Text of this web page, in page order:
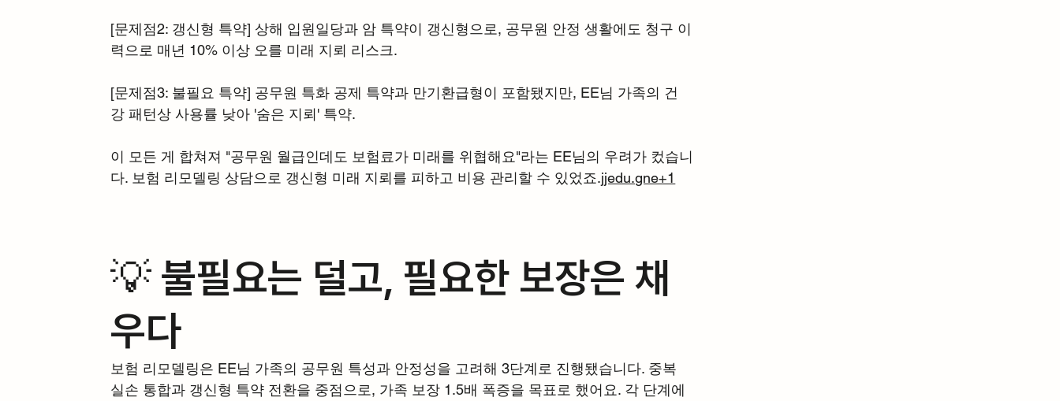
[문제점2: 갱신형 특약] 상해 입원일당과 암 특약이 갱신형으로, 공무원 안정 생활에도 청구 이
력으로 매년 10% 이상 오를 미래 지뢰 리스크.
[문제점3: 불필요 특약] 공무원 특화 공제 특약과 만기환급형이 포함됐지만, EE님 가족의 건
강 패턴상 사용률 낮아 '숨은 지뢰' 특약.
이 모든 게 합쳐져 "공무원 월급인데도 보험료가 미래를 위협해요"라는 EE님의 우려가 컸습니
다. 보험 리모델링 상담으로 갱신형 미래 지뢰를 피하고 비용 관리할 수 있었죠.jjedu.gne+1
💡 불필요는 덜고, 필요한 보장은 채
우다
보험 리모델링은 EE님 가족의 공무원 특성과 안정성을 고려해 3단계로 진행됐습니다. 중복
실손 통합과 갱신형 특약 전환을 중점으로, 가족 보장 1.5배 폭증을 목표로 했어요. 각 단계에